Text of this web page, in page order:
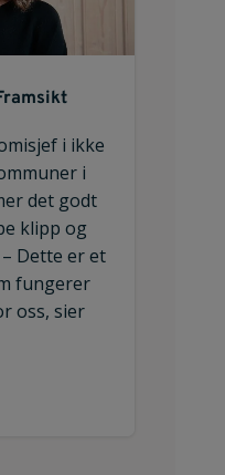
i ikke
i
det godt
klipp og
Dette er et
fungerer
oss, sier